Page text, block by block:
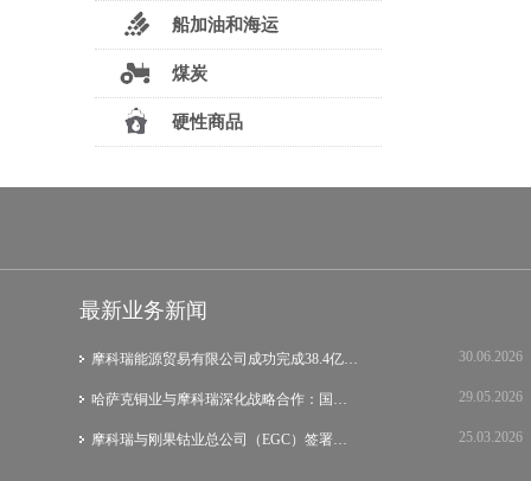
船加油和海运
煤炭
硬性商品
最新业务新闻
摩科瑞能源贸易有限公司成功完成38.4亿美元… 30.06.2026
哈萨克铜业与摩科瑞深化战略合作：国际集团… 29.05.2026
摩科瑞与刚果钴业总公司（EGC）签署战略谅… 25.03.2026